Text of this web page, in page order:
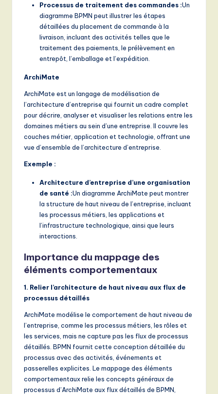
d
D
it
Processus de traitement des commandes :Un
diagramme BPMN peut illustrer les étapes
détaillées du placement de commande à la
livraison, incluant des activités telles que le
traitement des paiements, le prélèvement en
entrepôt, l’emballage et l’expédition.
ArchiMate
ArchiMate est un langage de modélisation de
l’architecture d’entreprise qui fournit un cadre complet
pour décrire, analyser et visualiser les relations entre les
domaines métiers au sein d’une entreprise. Il couvre les
couches métier, application et technologie, offrant une
vue d’ensemble de l’architecture d’entreprise.
Exemple :
Architecture d’entreprise d’une organisation
de santé :Un diagramme ArchiMate peut montrer
la structure de haut niveau de l’entreprise, incluant
les processus métiers, les applications et
l’infrastructure technologique, ainsi que leurs
interactions.
Importance du mappage des
éléments comportementaux
1. Relier l’architecture de haut niveau aux flux de
processus détaillés
ArchiMate modélise le comportement de haut niveau de
l’entreprise, comme les processus métiers, les rôles et
les services, mais ne capture pas les flux de processus
détaillés. BPMN fournit cette conception détaillée du
processus avec des activités, événements et
passerelles explicites. Le mappage des éléments
comportementaux relie les concepts généraux de
processus d’ArchiMate aux flux détaillés de BPMN,